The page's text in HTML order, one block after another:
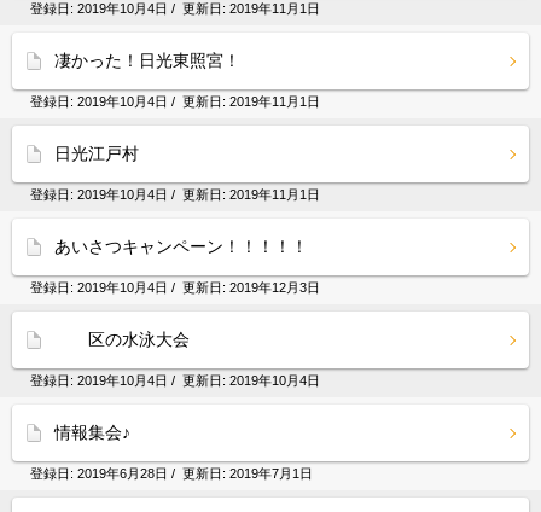
登録日: 2019年10月4日 / 更新日: 2019年11月1日
凄かった！日光東照宮！
登録日: 2019年10月4日 / 更新日: 2019年11月1日
日光江戸村
登録日: 2019年10月4日 / 更新日: 2019年11月1日
あいさつキャンペーン！！！！！
登録日: 2019年10月4日 / 更新日: 2019年12月3日
区の水泳大会
登録日: 2019年10月4日 / 更新日: 2019年10月4日
情報集会♪
登録日: 2019年6月28日 / 更新日: 2019年7月1日